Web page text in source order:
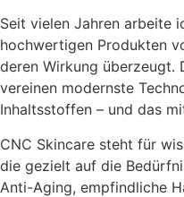
Seit vielen Jahren arbeite
hochwertigen Produkten
deren Wirkung überzeugt.
vereinen modernste
Inhaltsstoffen – und das
CNC Skincare steht für
die gezielt auf die
Anti-Aging, empfindliche